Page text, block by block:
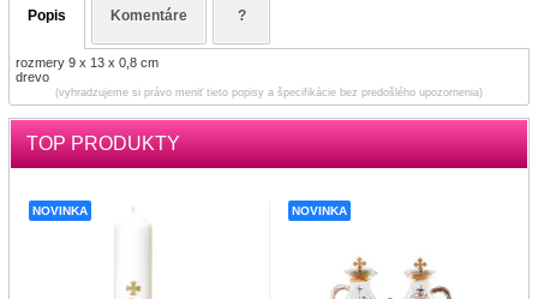
Popis Komentáre ?
rozmery 9 x 13 x 0,8 cm
drevo
(vyhradzujeme si právo meniť tieto popisy a špecifikácie bez predošlého upozornenia)
TOP PRODUKTY
NOVINKA NOVINKA